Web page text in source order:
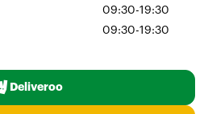
09:30-19:30
09:30-19:30
Deliveroo